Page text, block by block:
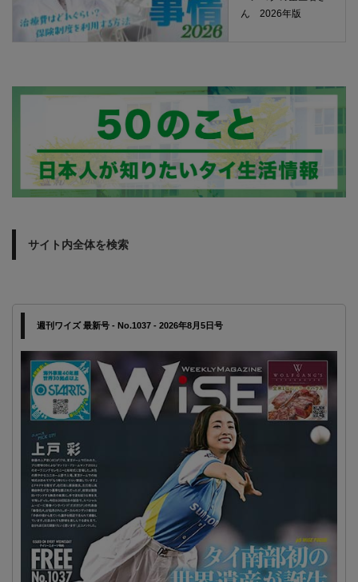
ん 2026年版
サイト内全体を検索
週刊ワイズ 最新号 - No.1037 - 2026年8月5日号